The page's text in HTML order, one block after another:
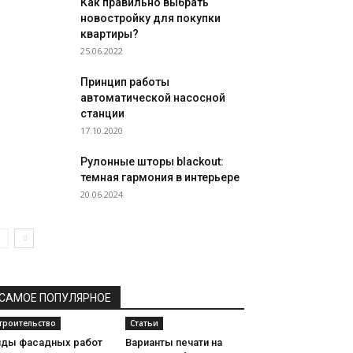
новостройку для покупки
квартиры?
25.06.2022
Принцип работы
автоматической насосной
станции
17.10.2020
Рулонные шторы blackout:
темная гармония в интерьере
20.06.2024
ПОПУЛЯРНОЕ
фасадных работ
Статьи
Варианты печати на